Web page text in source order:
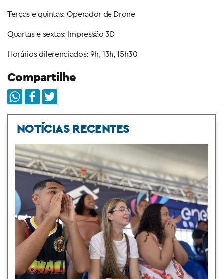
Terças e quintas: Operador de Drone
Quartas e sextas: Impressão 3D
Horários diferenciados: 9h, 13h, 15h30
Compartilhe
NOTÍCIAS RECENTES